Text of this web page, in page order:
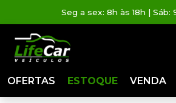
Seg a sex: 8h às 18h | Sáb:
OFERTAS ESTOQUE VENDA